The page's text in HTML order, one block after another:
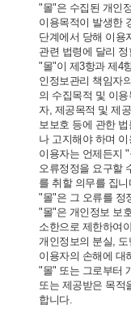
"몰"은 수집된 개인
이용목적이 발생한
단계에서 당해 이용
관련 법령에 달리
"몰"이 제3항과 제4
인정보관리 책임자
의 수집목적 및 이
자, 제공목적 및 제
보보호 등에 관한
나 고지해야 하며
이용자는 언제든지
오류정정을 요구할
를 취할 의무를 집
"몰"은 그 오류를 정
"몰"은 개인정보 보
소한으로 제한하여
개인정보의 분실,
이용자의 손해에 대
"몰" 또는 그로부터
또는 제공받은 목적
합니다.